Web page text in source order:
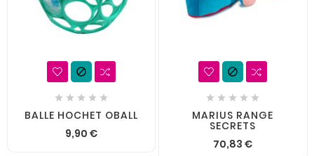

    
BALLE HOCHET OBALL
9,90 €

    
MARIUS RANGE
SECRETS
70,83 €